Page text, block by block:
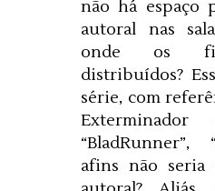
não há espaço
autoral nas
onde os
distribuídos?
série, com
“BladRunner”,
afins não seria